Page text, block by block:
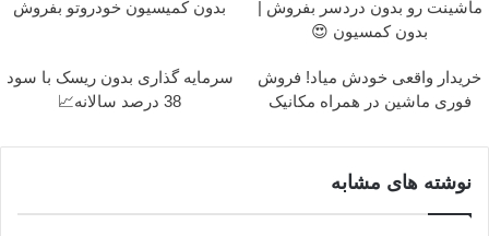
ماشینت رو بدون دردسر بفروش |
بدون کمسیون 😍
بدون کمیسیون خودروتو بفروش
خریدار واقعی خودش میاد! فروش
فوری ماشین در همراه مکانیک
سرمایه گذاری بدون ریسک با سود
38 درصد سالانه📈
نوشته های مشابه